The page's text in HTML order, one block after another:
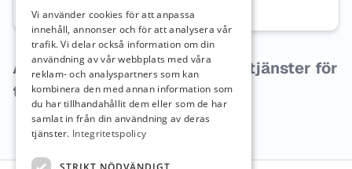
Arbetsgivaren har inga lediga tjänster för
tillfället.
Vi använder cookies för att anpassa
innehåll, annonser och för att analysera vår
trafik. Vi delar också information om din
användning av vår webbplats med våra
reklam- och analyspartners som kan
kombinera den med annan information som
du har tillhandahållit dem eller som de har
samlat in från din användning av deras
tjänster. Integritetspolicy